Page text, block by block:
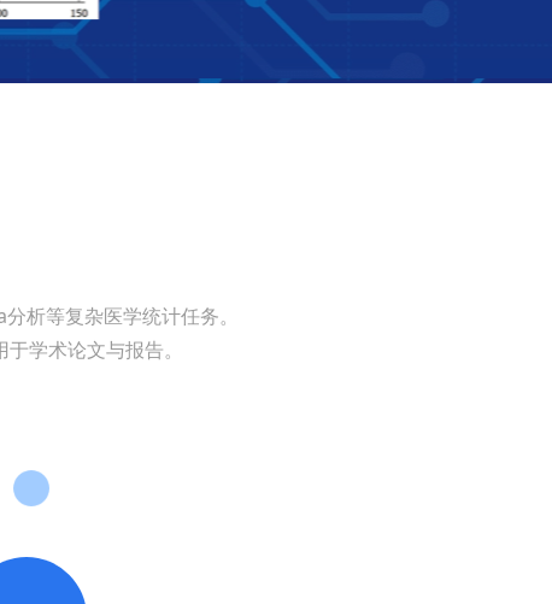
析等复杂医学统计任务。
学术论文与报告。